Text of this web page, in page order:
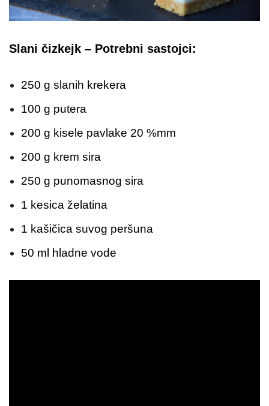
Slani čizkejk – Potrebni sastojci:
250 g slanih krekera
100 g putera
200 g kisele pavlake 20 %mm
200 g krem sira
250 g punomasnog sira
1 kesica želatina
1 kašičica suvog peršuna
50 ml hladne vode